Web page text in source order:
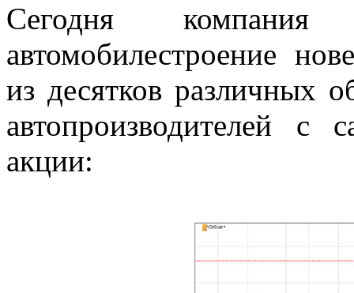
Сегодня
автомобилестроение
из десятков различных
автопроизводителей
акции: